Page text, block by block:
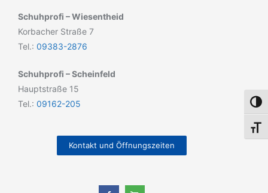
Schuhprofi – Wiesentheid
Korbacher Straße 7
Tel.: 09383-2876
Schuhprofi – Scheinfeld
Hauptstraße 15
Tel.: 09162-205
Kontakt und Öffnungszeiten